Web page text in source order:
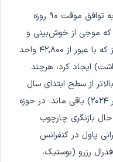
در حوزه تجارت جهانی، آمریکا و چین به توافق موقت ۹۰ روزه
که موجی از خوش‌بینی و
رشد بازار سهام (به‌ویژه شاخص داوجونز که با عبور از ۴۲,۸۰۰ واحد
داشت) ایجاد کرد، هرچند
از سطح ابتدای سال
(نزدیک ۱۳ درصد در برابر ۲.۵ درصد در ۲۰۲۴) باقی ماند. در حوزه
بازنگری چارچوب
(سخنرانی پاول در کنفرانس
رزرو (بوستیک،